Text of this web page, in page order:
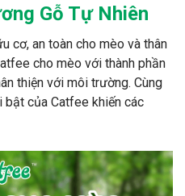
Gỗ Tự Nhiên
cơ, an toàn cho mèo và thân
cho mèo với thành phần
thiện với môi trường. Cùng
bật của Catfee khiến các